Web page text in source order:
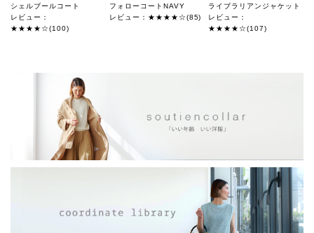
シェルブールコート
レビュー：
★★★★☆(100)
フォローコートNAVY
レビュー：★★★★☆(85)
ライブラリアンジャケット
レビュー：
★★★★☆(107)